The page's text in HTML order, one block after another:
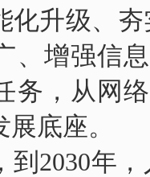
化升级、
、增强信
务，从网
底座。
2030年，